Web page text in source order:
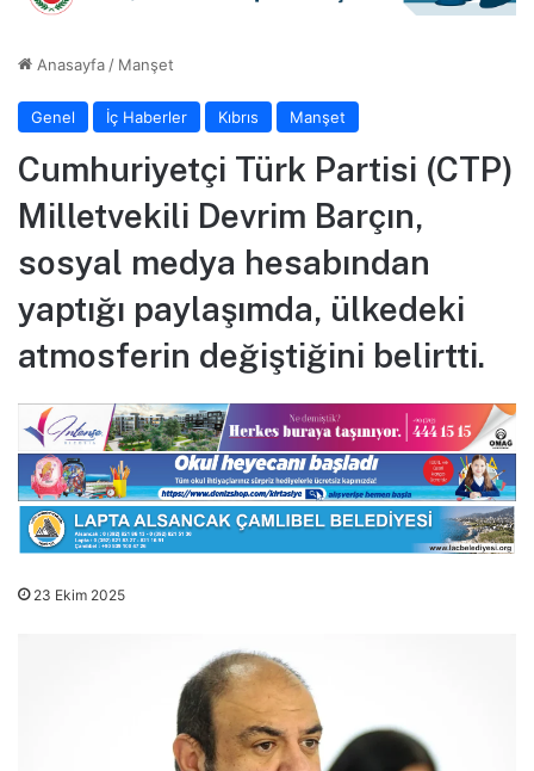
Anasayfa / Manşet
Genel İç Haberler Kıbrıs Manşet
Cumhuriyetçi Türk Partisi (CTP)
Milletvekili Devrim Barçın,
sosyal medya hesabından
yaptığı paylaşımda, ülkedeki
atmosferin değiştiğini belirtti.
23 Ekim 2025